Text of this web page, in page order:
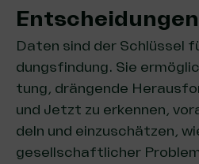
Entscheidungen
Daten sind der Schlüs­sel
dungs­fin­dung. Sie
tung, drän­gen­de
und Jetzt zu erken­nen,
deln und ein­zu­schät­zen,
gesell­schaft­li­cher